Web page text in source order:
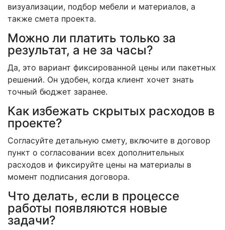
визуализации, подбор мебели и материалов, а
также смета проекта.
Можно ли платить только за
результат, а не за часы?
Да, это вариант фиксированной цены или пакетных
решений. Он удобен, когда клиент хочет знать
точный бюджет заранее.
Как избежать скрытых расходов в
проекте?
Согласуйте детальную смету, включите в договор
пункт о согласовании всех дополнительных
расходов и фиксируйте цены на материалы в
момент подписания договора.
Что делать, если в процессе
работы появляются новые
задачи?